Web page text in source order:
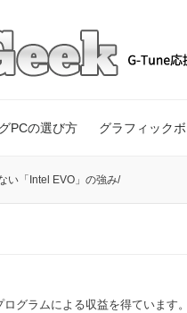
PCの選び方 グラフィック
/
い「Intel EVO」の強み
グラムによる収益を得ています。